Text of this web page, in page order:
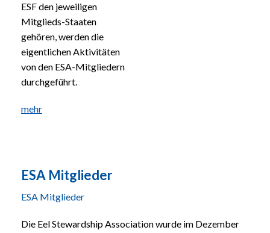
ESF den jeweiligen
Mitglieds-Staaten
gehören, werden die
eigentlichen Aktivitäten
von den ESA-Mitgliedern
durchgeführt.
mehr
ESA Mitglieder
ESA Mitglieder
Die Eel Stewardship Association wurde im Dezember